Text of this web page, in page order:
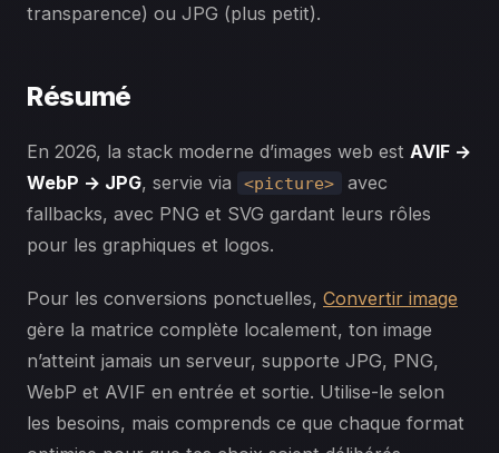
transparence) ou JPG (plus petit).
Résumé
En 2026, la stack moderne d’images web est AVIF →
WebP → JPG, servie via <picture>
avec
fallbacks, avec PNG et SVG gardant leurs rôles
pour les graphiques et logos.
Pour les conversions ponctuelles, Convertir image
gère la matrice complète localement, ton image
n’atteint jamais un serveur, supporte JPG, PNG,
WebP et AVIF en entrée et sortie. Utilise-le selon
les besoins, mais comprends ce que chaque format